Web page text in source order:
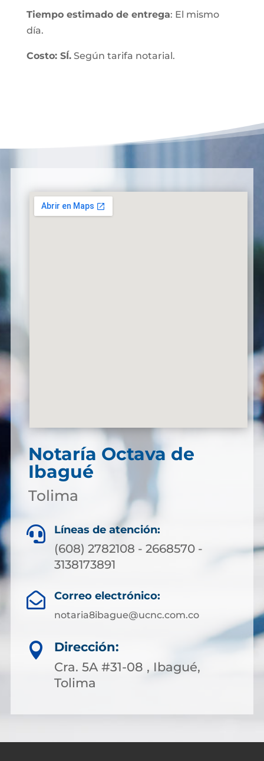
Tiempo estimado de entrega: El mismo
día.
Costo: SÍ.Según tarifa notarial.
Notaría Octava de
Ibagué
Tolima
 Líneas de atención:
(608) 2782108 - 2668570 -
3138173891
 Correo electrónico:
notaria8ibague@ucnc.com.co

Dirección:
Cra. 5A #31-08 , Ibagué,
Tolima